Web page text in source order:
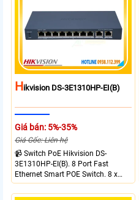
HIkvision DS-3E1310HP-EI(B)
Giá bán: 5%-35%
Giá Gốc: Liên hệ
📹 Switch PoE Hikvision DS-
3E1310HP-EI(B). 8 Port Fast
Ethernet Smart POE Switch. 8 x
10/100M PoE Ports, 2 x Gigabit
Uplink Ports.